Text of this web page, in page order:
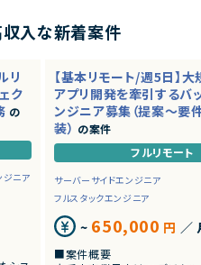
収入な新着案件
リ
ク
の
ジニア
【基本リモート/週5日】
アプリ開発を牽引するバ
ンジニア募集（提案～要
装） の案件
フルリモート
サーバーサイドエンジニア
フルスタックエンジニア
~ 650,000 円 ／
■案件概要